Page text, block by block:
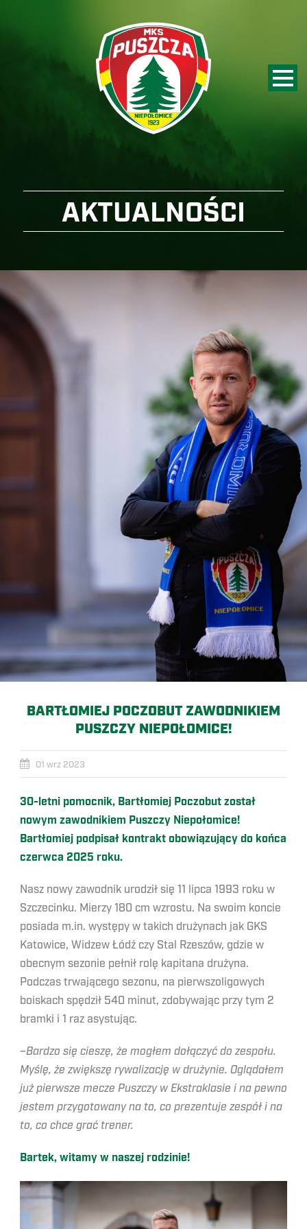
AKTUALNOŚCI
BARTŁOMIEJ POCZOBUT ZAWODNIKIEM
PUSZCZY NIEPOŁOMICE!
01 wrz 2023
30-letni pomocnik, Bartłomiej Poczobut został
nowym zawodnikiem Puszczy Niepołomice!
Bartłomiej podpisał kontrakt obowiązujący do końca
czerwca 2025 roku.
Nasz nowy zawodnik urodził się 11 lipca 1993 roku w
Szczecinku. Mierzy 180 cm wzrostu. Na swoim koncie
posiada m.in. występy w takich drużynach jak GKS
Katowice, Widzew Łódź czy Stal Rzeszów, gdzie w
obecnym sezonie pełnił rolę kapitana drużyna.
Podczas trwającego sezonu, na pierwszoligowych
boiskach spędził 540 minut, zdobywając przy tym 2
bramki i 1 raz asystując.
–Bardzo się cieszę, że mogłem dołączyć do zespołu.
Myślę, że zwiększę rywalizację w drużynie. Oglądałem
już pierwsze mecze Puszczy w Ekstraklasie i na pewno
jestem przygotowany na to, co prezentuje zespół i na
to, co chce grać trener.
Bartek, witamy w naszej rodzinie!